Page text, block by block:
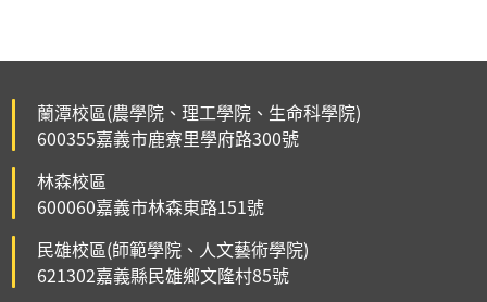
蘭潭校區(農學院、理工學院、生命科學院)
600355嘉義市鹿寮里學府路300號
林森校區
600060嘉義市林森東路151號
民雄校區(師範學院、人文藝術學院)
621302嘉義縣民雄鄉文隆村85號